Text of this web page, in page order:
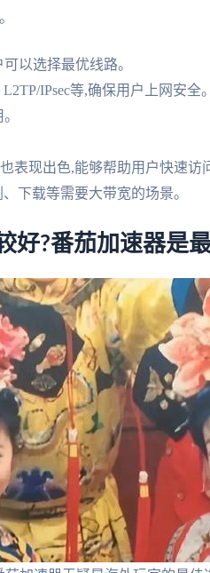
以选择最优线路。
IPsec等,确保用户上网安全。
表现出色,能够帮助用户快速访
下载等需要大带宽的场景。
好?番茄加速器是